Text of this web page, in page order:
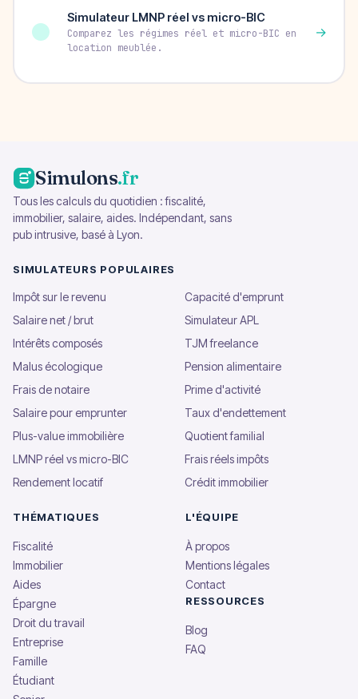
Simulateur LMNP réel vs micro-BIC
Comparez les régimes réel et micro-BIC en
location meublée.
→
Simulons.fr
Tous les calculs du quotidien : fiscalité,
immobilier, salaire, aides. Indépendant, sans
pub intrusive, basé à Lyon.
SIMULATEURS POPULAIRES
Impôt sur le revenu
Capacité d'emprunt
Salaire net / brut
Simulateur APL
Intérêts composés
TJM freelance
Malus écologique
Pension alimentaire
Frais de notaire
Prime d'activité
Salaire pour emprunter
Taux d'endettement
Plus-value immobilière
Quotient familial
LMNP réel vs micro-BIC
Frais réels impôts
Rendement locatif
Crédit immobilier
THÉMATIQUES
Fiscalité
Immobilier
Aides
Épargne
Droit du travail
Entreprise
Famille
Étudiant
L'ÉQUIPE
À propos
Mentions légales
Contact
RESSOURCES
Blog
FAQ